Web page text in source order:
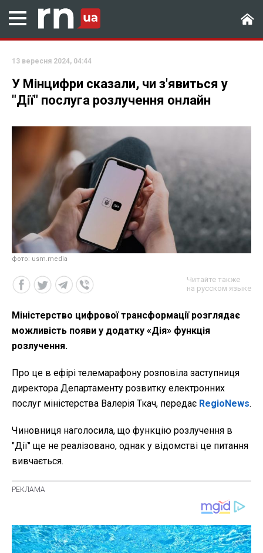
13 вересня 2024, 04:44
У Мінцифри сказали, чи з'явиться у
"Дії" послуга розлучення онлайн
фото: usm.media
Читайте также
на русском языке
Міністерство цифрової трансформації розглядає
можливість появи у додатку «Дія» функція
розлучення.
Про це в ефірі телемарафону розповіла заступниця
директора Департаменту розвитку електронних
послуг міністерства Валерія Ткач, передає RegioNews.
Чиновниця наголосила, що функцію розлучення в
"Дії" ще не реалізовано, однак у відомстві це питання
вивчається.